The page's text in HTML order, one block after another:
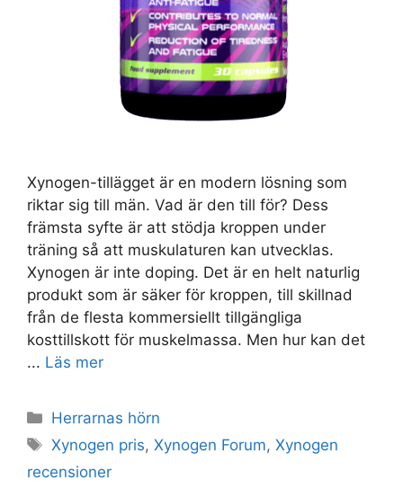
Xynogen-tillägget är en modern lösning som
riktar sig till män. Vad är den till för? Dess
främsta syfte är att stödja kroppen under
träning så att muskulaturen kan utvecklas.
Xynogen är inte doping. Det är en helt naturlig
produkt som är säker för kroppen, till skillnad
från de flesta kommersiellt tillgängliga
kosttillskott för muskelmassa. Men hur kan det
... Läs mer
Kategorier
Herrarnas hörn
Taggar
Xynogen pris,Xynogen Forum,Xynogen
recensioner